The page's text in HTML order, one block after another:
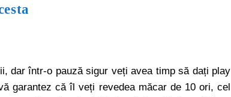
dar într-o pauză sigur veți avea timp să dați play
garantez că îl veți revedea măcar de 10 ori, cel